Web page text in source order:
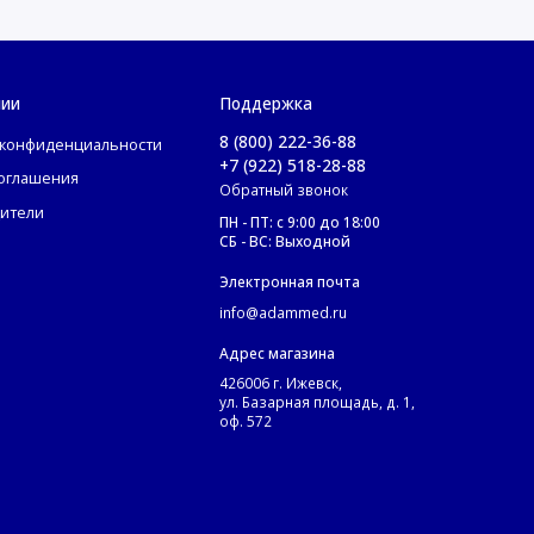
Поддержка
8 (800) 222-36-88
+7 (922) 518-28-88
Обратный звонок
ПН - ПТ: с 9:00 до 18:00
СБ - ВС: Выходной
Электронная почта
info@adammed.ru
Адрес магазина
426006 г. Ижевск,
ул. Базарная площадь, д. 1,
оф. 572